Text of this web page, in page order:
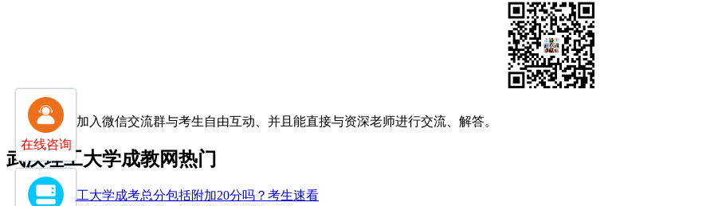
扫一扫加入微信交流群与考生自由互动、并且能直接与资深老师进行交流、解答。
武汉理工大学成教网热门
武汉理工大学成考总分包括附加20分吗？考生速看
在线咨询